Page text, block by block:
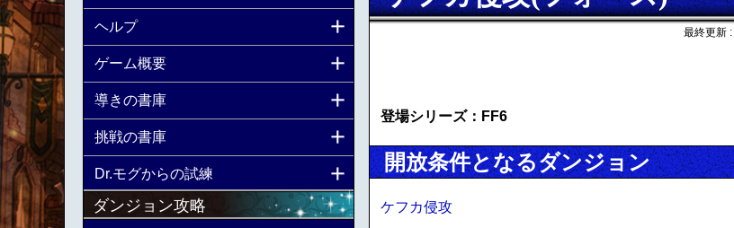
最終更新 :
登場シリーズ：FF6
開放条件となるダンジョン
ケフカ侵攻
ヘルプ
ゲーム概要
導きの書庫
挑戦の書庫
Dr.モグからの試練
ダンジョン攻略